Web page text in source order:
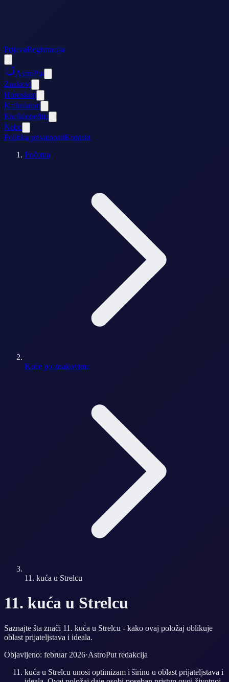
PrijavaRegistracija
AstroPut
Znakovi
Horoskop
Kalkulatori
Enciklopedija
Nebo
Politika privatnostiKontakt
Početna
Kuće po znakovima
11. kuća u Strelcu
11. kuća u Strelcu
Saznajte šta znači 11. kuća u Strelcu - kako ovaj položaj oblikuje
oblast prijateljstava i ideala.
Objavljeno: februar 2026·AstroPut redakcija
kuća u Strelcu unosi optimizam i širinu u oblast prijateljstava i